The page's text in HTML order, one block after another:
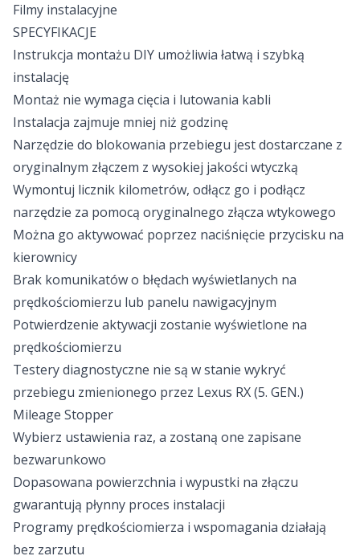
Filmy instalacyjne
SPECYFIKACJE
Instrukcja montażu DIY umożliwia łatwą i szybką
instalację
Montaż nie wymaga cięcia i lutowania kabli
Instalacja zajmuje mniej niż godzinę
Narzędzie do blokowania przebiegu jest dostarczane z
oryginalnym złączem z wysokiej jakości wtyczką
Wymontuj licznik kilometrów, odłącz go i podłącz
narzędzie za pomocą oryginalnego złącza wtykowego
Można go aktywować poprzez naciśnięcie przycisku na
kierownicy
Brak komunikatów o błędach wyświetlanych na
prędkościomierzu lub panelu nawigacyjnym
Potwierdzenie aktywacji zostanie wyświetlone na
prędkościomierzu
Testery diagnostyczne nie są w stanie wykryć
przebiegu zmienionego przez Lexus RX (5. GEN.)
Mileage Stopper
Wybierz ustawienia raz, a zostaną one zapisane
bezwarunkowo
Dopasowana powierzchnia i wypustki na złączu
gwarantują płynny proces instalacji
Programy prędkościomierza i wspomagania działają
bez zarzutu